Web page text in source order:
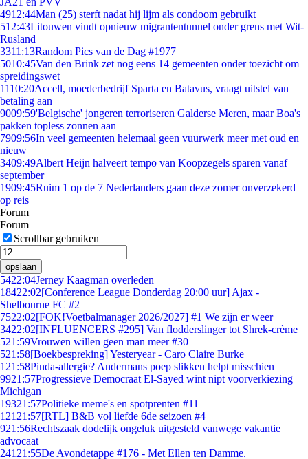
4912:44Man (25) sterft nadat hij lijm als condoom gebruikt
512:43Litouwen vindt opnieuw migrantentunnel onder grens met Wit-
Rusland
3311:13Random Pics van de Dag #1977
5010:45Van den Brink zet nog eens 14 gemeenten onder toezicht om
spreidingswet
1110:20Accell, moederbedrijf Sparta en Batavus, vraagt uitstel van
betaling aan
9009:59'Belgische' jongeren terroriseren Galderse Meren, maar Boa's
pakken topless zonnen aan
7909:56In veel gemeenten helemaal geen vuurwerk meer met oud en
nieuw
3409:49Albert Heijn halveert tempo van Koopzegels sparen vanaf
september
1909:45Ruim 1 op de 7 Nederlanders gaan deze zomer onverzekerd
op reis
Forum
Forum
Scrollbar gebruiken
opslaan
5422:04Jerney Kaagman overleden
18422:02[Conference League Donderdag 20:00 uur] Ajax -
Shelbourne FC #2
7522:02[FOK!Voetbalmanager 2026/2027] #1 We zijn er weer
3422:02[INFLUENCERS #295] Van flodderslinger tot Shrek-crème
521:59Vrouwen willen geen man meer #30
521:58[Boekbespreking] Yesteryear - Caro Claire Burke
1 21:58Pinda-allergie? Andermans poep slikken helpt misschien
9921:57Progressieve Democraat El-Sayed wint nipt voorverkiezing
Michigan
19321:57Politieke meme's en spotprenten #11
121 21:57[RTL] B&B vol liefde 6de seizoen #4
921:56Rechtszaak dodelijk ongeluk uitgesteld vanwege vakantie
advocaat
241 21:55De Avondetappe #176 - Met Ellen ten Damme.